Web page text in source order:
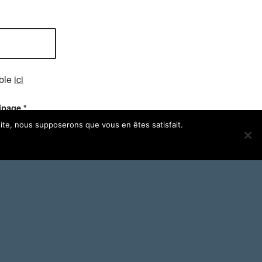
ici
*
nous supposerons que vous en êtes satisfait.